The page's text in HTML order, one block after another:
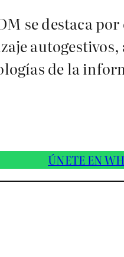
se destaca
de la
ÚNETE EN